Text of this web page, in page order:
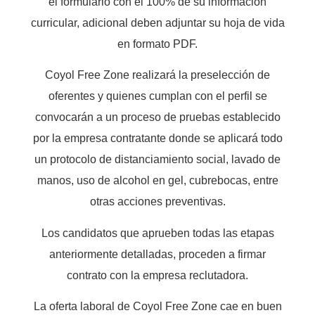
curricular, adicional deben adjuntar su hoja de vida
en formato PDF.
Coyol Free Zone realizará la preselección de
oferentes y quienes cumplan con el perfil se
convocarán a un proceso de pruebas establecido
por la empresa contratante donde se aplicará todo
un protocolo de distanciamiento social, lavado de
manos, uso de alcohol en gel, cubrebocas, entre
otras acciones preventivas.
Los candidatos que aprueben todas las etapas
anteriormente detalladas, proceden a firmar
contrato con la empresa reclutadora.
La oferta laboral de Coyol Free Zone cae en buen